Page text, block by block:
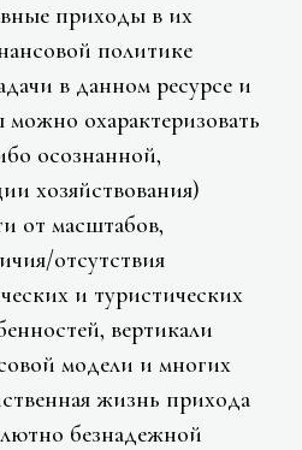
приходы в их
политике
в данном ресурсе и
охарактеризовать
осознанной,
хозяйствования)
от масштабов,
отсутствия
и туристических
вертикали
модели и многих
жизнь прихода
безнадежной